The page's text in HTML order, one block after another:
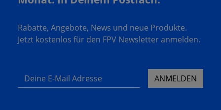
Rabatte, Angebote, News und neue Produkte.
Jetzt kostenlos für den FPV Newsletter anmelden.
Deine E-Mail Adresse ANMELDEN